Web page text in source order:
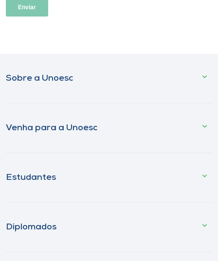
Sobre a Unoesc
Venha para a Unoesc
Estudantes
Diplomados